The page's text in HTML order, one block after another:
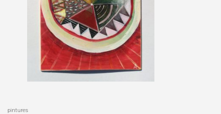
pintures